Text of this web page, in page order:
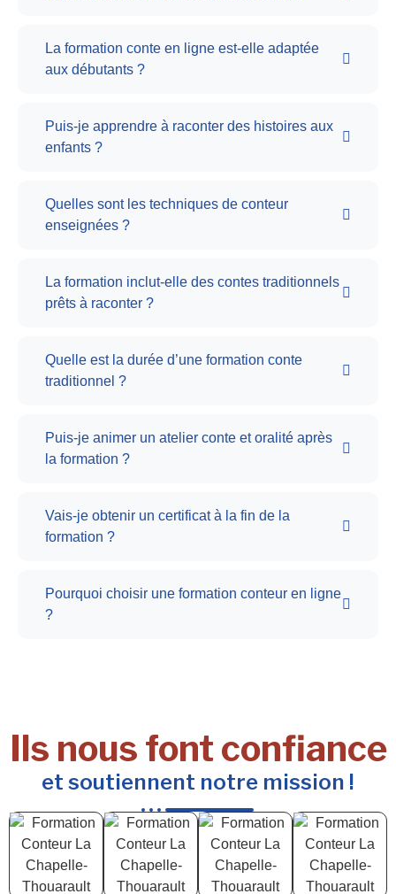
La formation conte en ligne est-elle adaptée
aux débutants ?
Puis-je apprendre à raconter des histoires aux
enfants ?
Quelles sont les techniques de conteur
enseignées ?
La formation inclut-elle des contes traditionnels
prêts à raconter ?
Quelle est la durée d’une formation conte
traditionnel ?
Puis-je animer un atelier conte et oralité après
la formation ?
Vais-je obtenir un certificat à la fin de la
formation ?
Pourquoi choisir une formation conteur en ligne
?
Ils nous font confiance
et soutiennent notre mission !